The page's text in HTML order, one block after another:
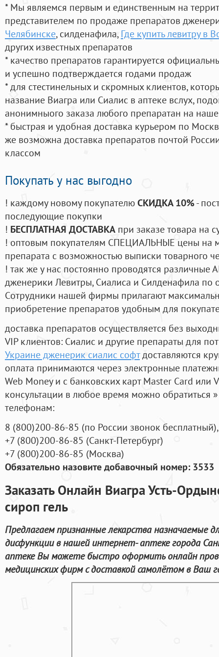
* Мы являемся первым и единственным на
представителем по продаже препаратов
Челябинске, силденафила, Где купить левитру в
других известных препаратов
* качество препаратов гарантируется
и успешно подтверждается годами продаж
* для стестинельных и скромных клиентов,
название Виагра или Сиалис в аптеке вслух,
анонимныого заказа любого препаратан на
* быстрая и удобная доставка курьером по
же возможна доставка препаратов почтой
классом
Покупать у нас выгодно
! каждому новому покупателюСКИДКА 10%-
последующие покупки
! БЕСПЛАТНАЯ ДОСТАВКА при заказе товара на
! оптовым покупателям СПЕЦИАЛЬНЫЕ цены на
препарата с возможностью выписки товарного
! так же у нас постоянно проводятся
дженерики Левитры, Сиалиса и Силденафила по
Cотрудники нашей фирмы прилагают
приобретение препаратов удобным для
доставка препаратов осуществляется без
VIP клиентов: Сиалис и другие препараты для
Украине дженерик сиалис софтдоставляются
оплата принимаются через электронные
Web Money и с банковских карт Master Card или
консультации в любое время можно обратиться
телефонам:
8 (800)200-86-85 (по России звонок бесплатный),
+7 (800)200-86-85 (Санкт-Петербург)
+7 (800)200-86-85 (Москва)
Обязательно назовите добавочный номер: 3533
Заказать Онлайн Виагра Усть-
сироп гель
Предлагаем признанные лекарства назначаемые
дисфункции в нашей интернет- аптеке города
аптеке Вы можете быстро оформить онлайн
медицинских фирм с доставкой самолётом в Ваш